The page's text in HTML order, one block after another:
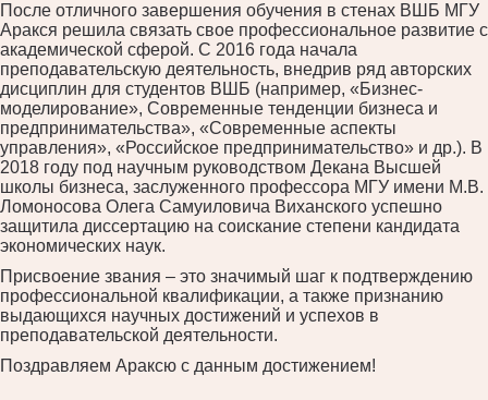
После отличного завершения обучения в стенах ВШБ МГУ
Аракся решила связать свое профессиональное развитие с
академической сферой. С 2016 года начала
преподавательскую деятельность, внедрив ряд авторских
дисциплин для студентов ВШБ (например, «Бизнес-
моделирование», Современные тенденции бизнеса и
предпринимательства», «Современные аспекты
управления», «Российское предпринимательство» и др.). В
2018 году под научным руководством Декана Высшей
школы бизнеса, заслуженного профессора МГУ имени М.В.
Ломоносова Олега Самуиловича Виханского успешно
защитила диссертацию на соискание степени кандидата
экономических наук.
Присвоение звания – это значимый шаг к подтверждению
профессиональной квалификации, а также признанию
выдающихся научных достижений и успехов в
преподавательской деятельности.
Поздравляем Араксю с данным достижением!